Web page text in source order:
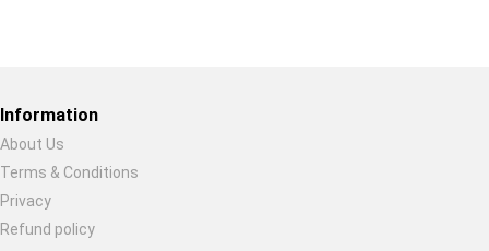
Information
About Us
Terms & Conditions
Privacy
Refund policy